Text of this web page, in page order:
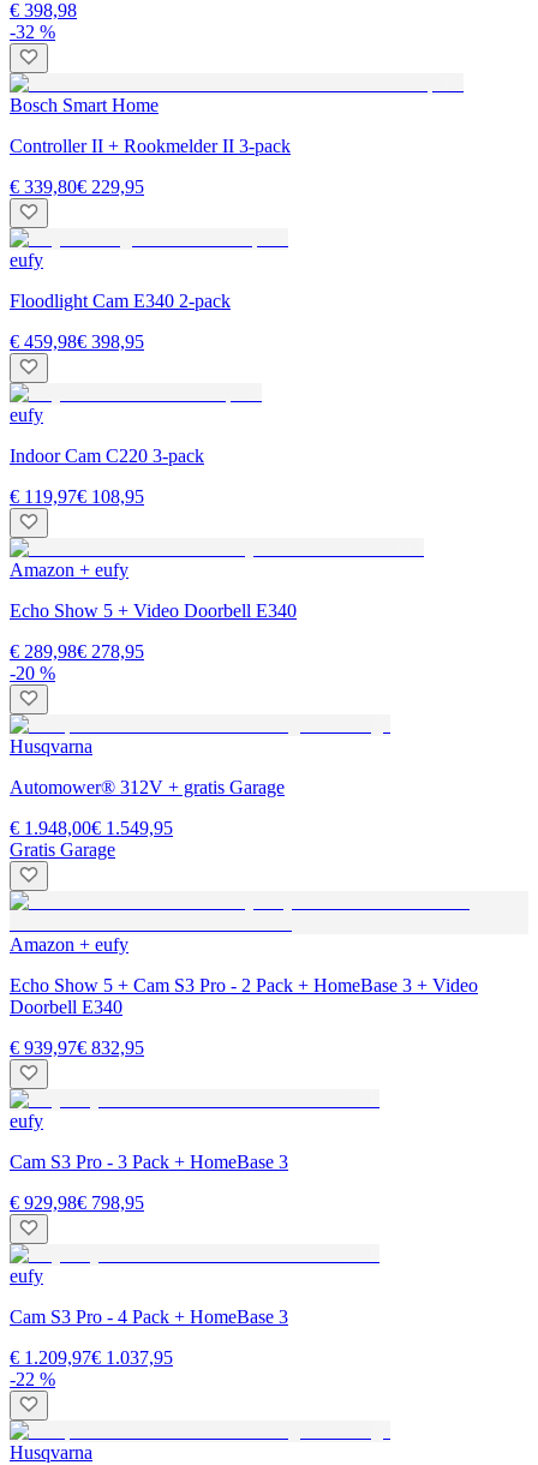
€ 398,98
-32 %
Bosch Smart Home
Controller II + Rookmelder II 3-pack
€ 339,80€ 229,95
eufy
Floodlight Cam E340 2-pack
€ 459,98€ 398,95
eufy
Indoor Cam C220 3-pack
€ 119,97€ 108,95
Amazon + eufy
Echo Show 5 + Video Doorbell E340
€ 289,98€ 278,95
-20 %
Husqvarna
Automower® 312V + gratis Garage
€ 1.948,00€ 1.549,95
Gratis Garage
Amazon + eufy
Echo Show 5 + Cam S3 Pro - 2 Pack + HomeBase 3 + Video
Doorbell E340
€ 939,97€ 832,95
eufy
Cam S3 Pro - 3 Pack + HomeBase 3
€ 929,98€ 798,95
eufy
Cam S3 Pro - 4 Pack + HomeBase 3
€ 1.209,97€ 1.037,95
-22 %
Husqvarna